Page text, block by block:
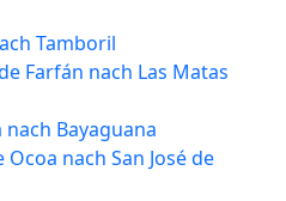
Tamboril
Farfán nach Las Matas
Bayaguana
nach San José de